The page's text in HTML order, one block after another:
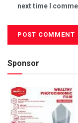
next time I
Sponsor